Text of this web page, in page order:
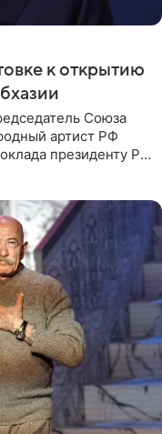
к открытию
Союза
артист РФ
президенту РФ